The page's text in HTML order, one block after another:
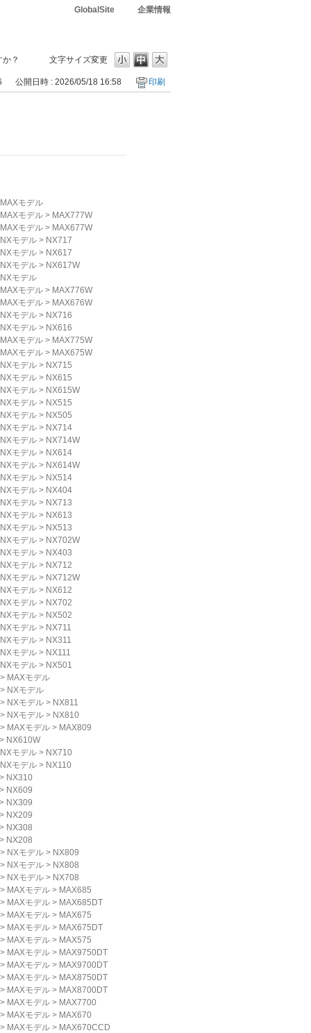
GlobalSite 企業情報
文字サイズ変更
？
公開日時 : 2026/05/18 16:58 印刷
MAXモデル
MAXモデル > MAX777W
MAXモデル > MAX677W
NXモデル > NX717
NXモデル > NX617
NXモデル > NX617W
NXモデル
MAXモデル > MAX776W
MAXモデル > MAX676W
NXモデル > NX716
NXモデル > NX616
MAXモデル > MAX775W
MAXモデル > MAX675W
NXモデル > NX715
NXモデル > NX615
NXモデル > NX615W
NXモデル > NX515
NXモデル > NX505
NXモデル > NX714
NXモデル > NX714W
NXモデル > NX614
NXモデル > NX614W
NXモデル > NX514
NXモデル > NX404
NXモデル > NX713
NXモデル > NX613
NXモデル > NX513
NXモデル > NX702W
NXモデル > NX403
NXモデル > NX712
NXモデル > NX712W
NXモデル > NX612
NXモデル > NX702
NXモデル > NX502
NXモデル > NX711
NXモデル > NX311
NXモデル > NX111
NXモデル > NX501
> MAXモデル
> NXモデル
> NXモデル > NX811
> NXモデル > NX810
> MAXモデル > MAX809
> NX610W
NXモデル > NX710
NXモデル > NX110
> NX310
> NX609
> NX309
> NX209
> NX308
> NX208
> NXモデル > NX809
> NXモデル > NX808
> NXモデル > NX708
> MAXモデル > MAX685
> MAXモデル > MAX685DT
> MAXモデル > MAX675
> MAXモデル > MAX675DT
> MAXモデル > MAX575
> MAXモデル > MAX9750DT
> MAXモデル > MAX9700DT
> MAXモデル > MAX8750DT
> MAXモデル > MAX8700DT
> MAXモデル > MAX7700
> MAXモデル > MAX670
> MAXモデル > MAX670CCD